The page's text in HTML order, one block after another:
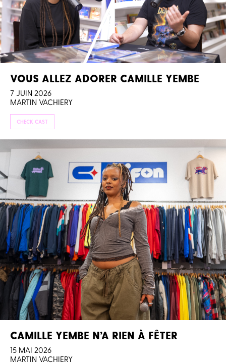
VOUS ALLEZ ADORER CAMILLE YEMBE
7 JUIN 2026
MARTIN VACHIERY
CHECK CAST
CAMILLE YEMBE N’A RIEN À FÊTER
15 MAI 2026
MARTIN VACHIERY